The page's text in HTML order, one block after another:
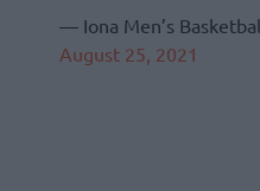
— Iona Men’s
August 25, 2021